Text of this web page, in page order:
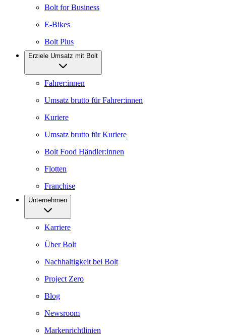
Bolt for Business
E-Bikes
Bolt Plus
Erziele Umsatz mit Bolt
Fahrer:innen
Umsatz brutto für Fahrer:innen
Kuriere
Umsatz brutto für Kuriere
Bolt Food Händler:innen
Flotten
Franchise
Unternehmen
Karriere
Über Bolt
Nachhaltigkeit bei Bolt
Project Zero
Blog
Newsroom
Markenrichtlinien